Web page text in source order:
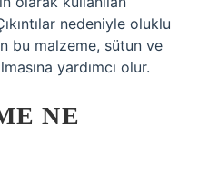
nedeniyle oluklu
bu malzeme, sütun ve
yardımcı olur.
NE